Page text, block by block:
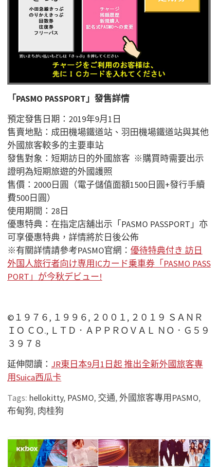
「PASMO PASSPORT」發售詳情
預定發售日期：2019年9月1日
售賣地點：成田機場鐵道站、羽田機場鐵道站與其他
外國旅客較多的主要車站
發售對象：短期訪日的外國旅客 ※購買時需要出示
證明為短期旅遊的外國護照
售價：2000日圓（電子儲值面額1500日圓+發行手續
費500日圓）
使用期間：28日
優惠特典：在指定店舖出示「PASMO PASSPORT」亦
可享優惠特典，詳情將於日後公佈
※有關詳情請參考PASMO官網： 優待特典付き 訪日
外国人旅行者向け専用ICカード乗車券「PASMO PASS
PORT」が今秋デビュー!
©１９７６, １９９６, ２００１, ２０１９ ＳＡＮＲ
ＩＯ ＣＯ., ＬＴＤ．ＡＰＰＲＯＶＡＬ ＮＯ．Ｇ５９
３９７８
延伸閱讀： JR東日本9月1日起 推出全新外國旅客專
用Suica西瓜卡
Tags: hellokitty, PASMO, 交通, 外國旅客專用PASMO,
布甸狗, 肉桂狗